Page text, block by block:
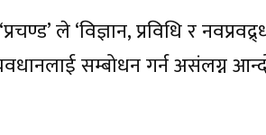
ले ‘विज्ञान, प्रविधि र
सम्बोधन गर्न असंलग्न